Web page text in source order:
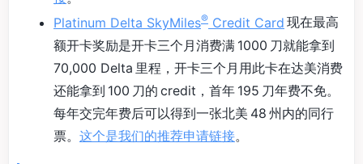
Platinum Delta SkyMiles® Credit Card 现在最高
额开卡奖励是开卡三个月消费满 1000 刀就能拿到
70,000 Delta 里程，开卡三个月用此卡在达美消费
还能拿到 100 刀的 credit，首年 195 刀年费不免。
每年交完年费后可以得到一张北美 48 州内的同行
票。 这个是我们的推荐申请链接。